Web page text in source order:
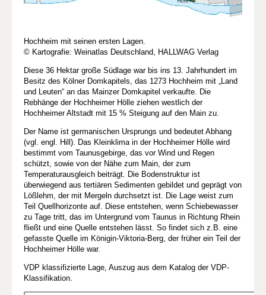
Hochheim mit seinen ersten Lagen.
© Kartografie: Weinatlas Deutschland, HALLWAG Verlag
Diese 36 Hektar große Südlage war bis ins 13. Jahrhundert im
Besitz des Kölner Domkapitels, das 1273 Hochheim mit „Land
und Leuten“ an das Mainzer Domkapitel verkaufte. Die
Rebhänge der Hochheimer Hölle ziehen westlich der
Hochheimer Altstadt mit 15 % Steigung auf den Main zu.
Der Name ist germanischen Ursprungs und bedeutet Abhang
(vgl. engl. Hill). Das Kleinklima in der Hochheimer Hölle wird
bestimmt vom Taunusgebirge, das vor Wind und Regen
schützt, sowie von der Nähe zum Main, der zum
Temperaturausgleich beiträgt. Die Bodenstruktur ist
überwiegend aus tertiären Sedimenten gebildet und geprägt von
Lößlehm, der mit Mergeln durchsetzt ist. Die Lage weist zum
Teil Quellhorizonte auf. Diese entstehen, wenn Schiebewasser
zu Tage tritt, das im Untergrund vom Taunus in Richtung Rhein
fließt und eine Quelle entstehen lässt. So findet sich z.B. eine
gefasste Quelle im Königin-Viktoria-Berg, der früher ein Teil der
Hochheimer Hölle war.
VDP klassifizierte Lage, Auszug aus dem Katalog der VDP-
Klassifikation.